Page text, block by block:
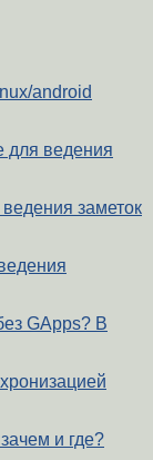
android
для ведения
заметок
GApps? В
и где?